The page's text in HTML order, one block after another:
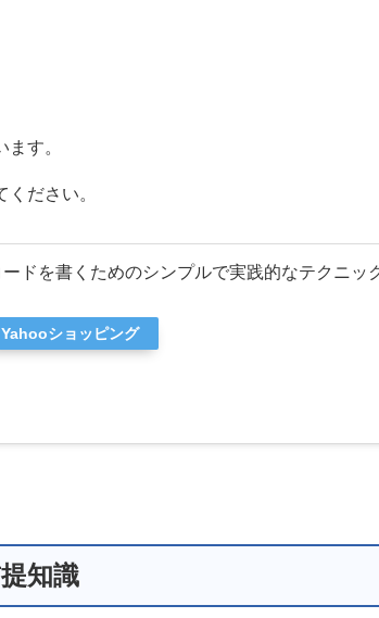
す。
ださい。
ドを書くためのシンプルで実践的なテクニッ
Yahooショッピング
知識